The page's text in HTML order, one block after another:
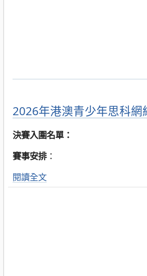
2026年港澳青少年思科網
決賽入圍名單：
賽事安排：
閱讀全文